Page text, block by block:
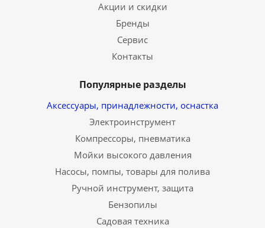
Акции и скидки
Бренды
Сервис
Контакты
Популярные разделы
Аксессуары, принадлежности, оснастка
Электроинструмент
Компрессоры, пневматика
Мойки высокого давления
Насосы, помпы, товары для полива
Ручной инструмент, защита
Бензопилы
Садовая техника